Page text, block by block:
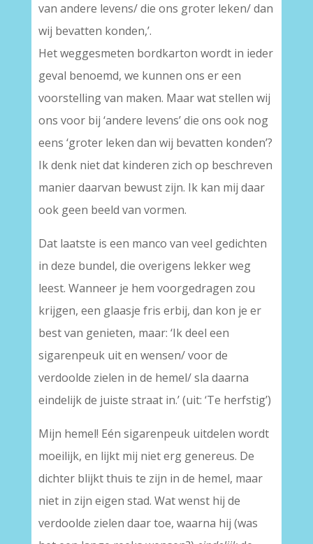
van andere levens/ die ons groter leken/ dan
wij bevatten konden,’.
Het weggesmeten bordkarton wordt in ieder
geval benoemd, we kunnen ons er een
voorstelling van maken. Maar wat stellen wij
ons voor bij ‘andere levens’ die ons ook nog
eens ‘groter leken dan wij bevatten konden’?
Ik denk niet dat kinderen zich op beschreven
manier daarvan bewust zijn. Ik kan mij daar
ook geen beeld van vormen.
Dat laatste is een manco van veel gedichten
in deze bundel, die overigens lekker weg
leest. Wanneer je hem voorgedragen zou
krijgen, een glaasje fris erbij, dan kon je er
best van genieten, maar: ‘Ik deel een
sigarenpeuk uit en wensen/ voor de
verdoolde zielen in de hemel/ sla daarna
eindelijk de juiste straat in.’ (uit: ‘Te herfstig’)
Mijn hemel! Eén sigarenpeuk uitdelen wordt
moeilijk, en lijkt mij niet erg genereus. De
dichter blijkt thuis te zijn in de hemel, maar
niet in zijn eigen stad. Wat wenst hij de
verdoolde zielen daar toe, waarna hij (was